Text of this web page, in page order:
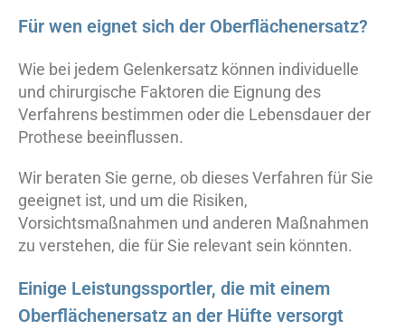
Für wen eignet sich der Oberflächenersatz?
Wie bei jedem Gelenkersatz können individuelle
und chirurgische Faktoren die Eignung des
Verfahrens bestimmen oder die Lebensdauer der
Prothese beeinflussen.
Wir beraten Sie gerne, ob dieses Verfahren für Sie
geeignet ist, und um die Risiken,
Vorsichtsmaßnahmen und anderen Maßnahmen
zu verstehen, die für Sie relevant sein könnten.
Einige Leistungssportler, die mit einem
Oberflächenersatz an der Hüfte versorgt